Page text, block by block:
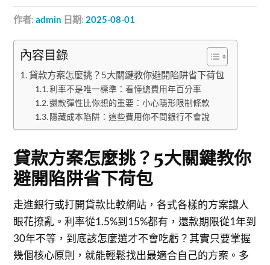
作者:admin 日期: 2025-08-01
內容目錄
貸款方案怎麼挑？5大關鍵教你避開陷阱省下荷包
利率不是唯一標準：看懂總費用年百分率
還款彈性比你想的重要：小心隱形限制條款
隱藏成本陷阱：這些費用你不問銀行不會說
貸款方案怎麼挑？5大關鍵教你
避開陷阱省下荷包
走進銀行或打開貸款比較網站，各式各樣的方案讓人
眼花撩亂。利率從1.5%到15%都有，還款期限從1年到
30年不等，到底該怎麼選才不會吃虧？其實只要掌握
幾個核心原則，就能輕鬆找出最適合自己的方案。多